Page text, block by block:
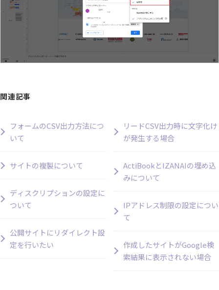
関連記事
フォームのCSV出力方法につ
いて
サイトの複製について
ディスクリプションの設定に
ついて
公開サイトにリダイレクト設
定を行いたい
リードCSV出力時に文字化け
が発生する場合
ActiBookとIZANAIの埋め込
みについて
IPアドレス制限の設定につい
て
作成したサイトがGoogle検
索結果に表示されない場合